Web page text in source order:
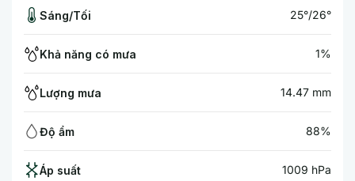
Sáng/Tối 25°/26°
Khả năng có mưa 1%
Lượng mưa 14.47 mm
Độ ẩm 88%
Áp suất 1009 hPa